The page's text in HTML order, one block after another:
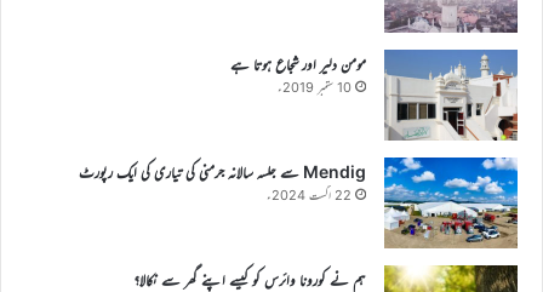
مومن دلیر اور شجاع ہوتا ہے
10 ستمبر 2019ء
Mendig سے جلسہ سالانہ جرمنی کی تیاری کی ایک رپورٹ
22 اگست 2024ء
ہم نے کورونا وائرس کو کیسے اپنے گھر سے نکالا؟